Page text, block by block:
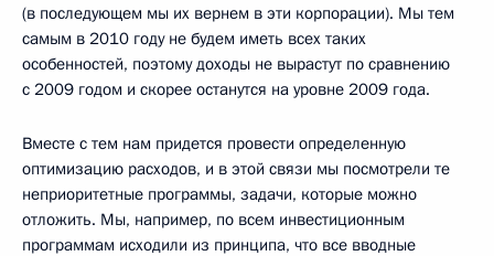
(в последующем мы их вернем в эти корпорации). Мы тем
самым в 2010 году не будем иметь всех таких
особенностей, поэтому доходы не вырастут по сравнению
с 2009 годом и скорее останутся на уровне 2009 года.
Вместе с тем нам придется провести определенную
оптимизацию расходов, и в этой связи мы посмотрели те
неприоритетные программы, задачи, которые можно
отложить. Мы, например, по всем инвестиционным
программам исходили из принципа, что все вводные